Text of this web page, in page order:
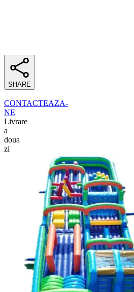
SHARE
CONTACTEAZA-
NE
Livrare
a
doua
zi